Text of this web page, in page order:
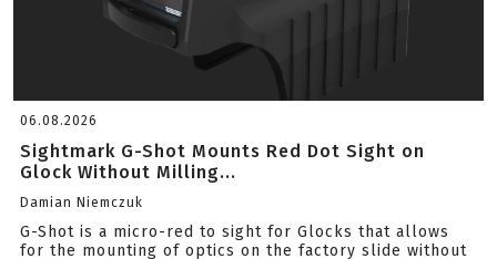
06.08.2026
Sightmark G-Shot Mounts Red Dot Sight on
Glock Without Milling...
Damian Niemczuk
G-Shot is a micro-red to sight for Glocks that allows
for the mounting of optics on the factory slide without